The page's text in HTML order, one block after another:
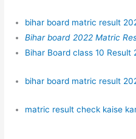
bihar board matric result
Bihar board 2022 Matric
Bihar Board class 10 Result
bihar board matric result
matric result check kaise